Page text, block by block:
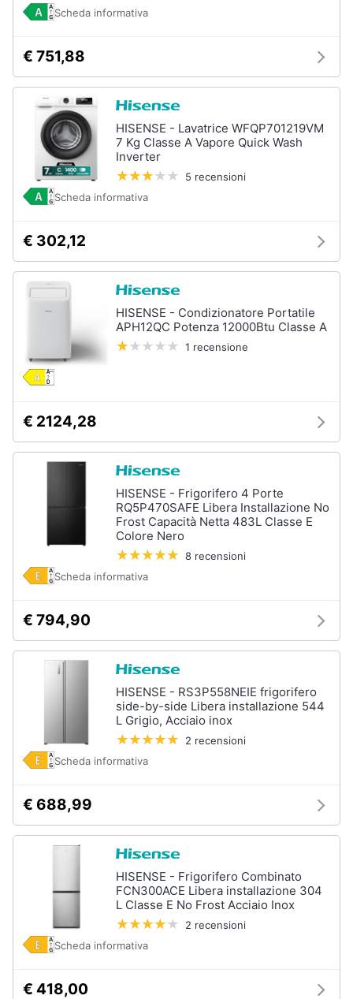
infanzia
Fotografia
Casalinghi
Abbigliamento
Sport
Motori
dvd
e
ricorrenze
clienti
Esci
Scheda informativa
€ 751,88
HISENSE - Lavatrice WFQP701219VM
7 Kg Classe A Vapore Quick Wash
Inverter
5 recensioni
Scheda informativa
€ 302,12
HISENSE - Condizionatore Portatile
APH12QC Potenza 12000Btu Classe A
1 recensione
€ 2124,28
HISENSE - Frigorifero 4 Porte
RQ5P470SAFE Libera Installazione No
Frost Capacità Netta 483L Classe E
Colore Nero
8 recensioni
Scheda informativa
€ 794,90
HISENSE - RS3P558NEIE frigorifero
side-by-side Libera installazione 544
L Grigio, Acciaio inox
2 recensioni
Scheda informativa
€ 688,99
HISENSE - Frigorifero Combinato
FCN300ACE Libera installazione 304
L Classe E No Frost Acciaio Inox
2 recensioni
Scheda informativa
€ 418,00